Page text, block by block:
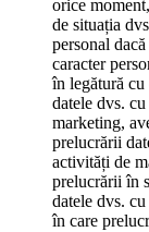
orice
de situația
personal
caracter
în legătură
datele dvs.
marketing,
prelucrării
activități de
prelucrării în
datele dvs.
în care